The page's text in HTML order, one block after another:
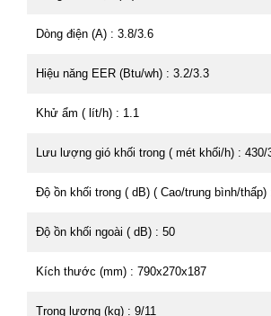
Dòng điện (A) : 3.8/3.6
Hiệu năng EER (Btu/wh) : 3.2/3.3
Khử ẩm ( lít/h) : 1.1
Lưu lượng gió khối trong ( mét khối/h) : 430/
Độ ồn khối trong ( dB) ( Cao/trung bình/thấp)
Độ ồn khối ngoài ( dB) : 50
Kích thước (mm) : 790x270x187
Trọng lượng (kg) : 9/11